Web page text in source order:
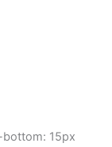
bottom: 15px